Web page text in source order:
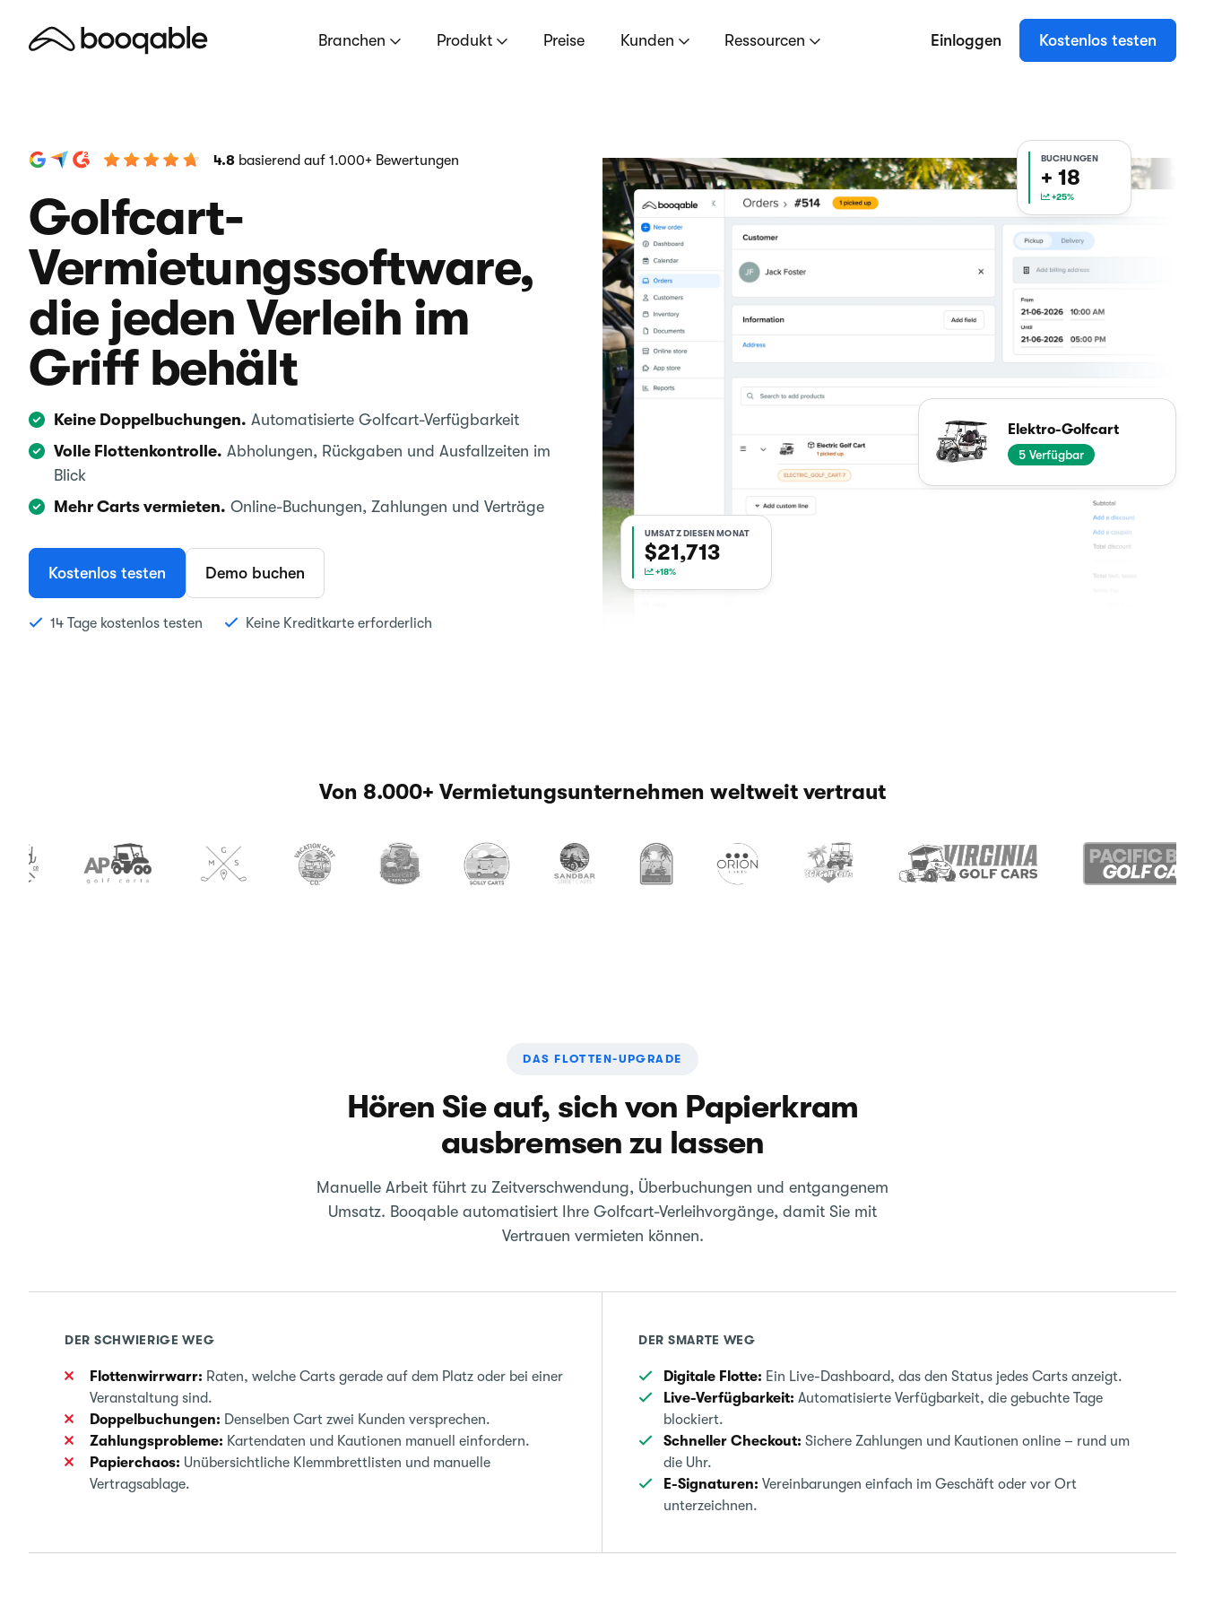
Branchen Produkt Preise Kunden Ressourcen Einloggen Kostenlos testen
4.8 basierend auf 1.000+ Bewertungen
Golfcart-
Vermietungssoftware,
die jeden Verleih im
Griff behält
Keine Doppelbuchungen. Automatisierte Golfcart-Verfügbarkeit
Volle Flottenkontrolle. Abholungen, Rückgaben und Ausfallzeiten im
Blick
Mehr Carts vermieten. Online-Buchungen, Zahlungen und Verträge
Kostenlos testen Demo buchen
14 Tage kostenlos testen Keine Kreditkarte erforderlich
BUCHUNGEN
+ 18
+25%
Elektro-Golfcart
5 Verfügbar
UMSATZ DIESEN MONAT
$21,713
+18%
Von 8.000+ Vermietungsunternehmen weltweit vertraut
DAS FLOTTEN-UPGRADE
Hören Sie auf, sich von Papierkram
ausbremsen zu lassen
Manuelle Arbeit führt zu Zeitverschwendung, Überbuchungen und entgangenem
Umsatz. Booqable automatisiert Ihre Golfcart-Verleihvorgänge, damit Sie mit
Vertrauen vermieten können.
DER SCHWIERIGE WEG
Flottenwirrwarr: Raten, welche Carts gerade auf dem Platz oder bei einer
Veranstaltung sind.
Doppelbuchungen: Denselben Cart zwei Kunden versprechen.
Zahlungsprobleme: Kartendaten und Kautionen manuell einfordern.
Papierchaos: Unübersichtliche Klemmbrettlisten und manuelle
Vertragsablage.
DER SMARTE WEG
Digitale Flotte: Ein Live-Dashboard, das den Status jedes Carts anzeigt.
Live-Verfügbarkeit: Automatisierte Verfügbarkeit, die gebuchte Tage
blockiert.
Schneller Checkout: Sichere Zahlungen und Kautionen online – rund um
die Uhr.
E-Signaturen: Vereinbarungen einfach im Geschäft oder vor Ort
unterzeichnen.